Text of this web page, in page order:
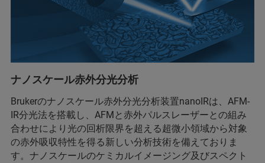
ナノスケール赤外分光分析
Brukerのナノスケール赤外分光分析装置nanoIRは、AFM-
IR分光法を搭載し、AFMと赤外パルスレーザーとの組み
合わせにより光の回析限界を超える超微小領域から対象
の赤外吸収特性を得る新しい分析技術を備えておりま
す。ナノスケールのケミカルイメージング及びスペクト